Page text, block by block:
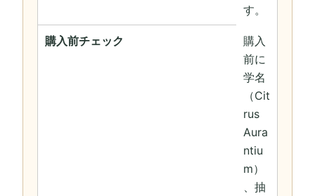
す。
購入前チェック
購入
前に
学名
（Cit
rus
Aura
ntiu
m）
、抽